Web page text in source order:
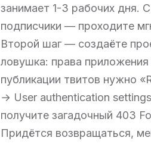
занимает 1-3 рабочих дня.
подписчики — проходите
Второй шаг — создаёте
ловушка: права
публикации твитов нужно
→ User authentication
получите загадочный 403
Придётся возвращаться,